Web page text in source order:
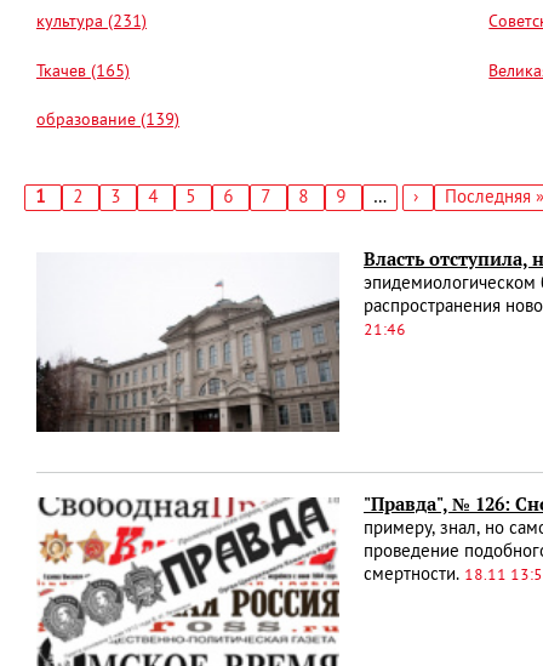
культура (231)
Ткачев (165)
образование (139)
Текущая
1 Страница
2 Страница
3 Страница
4 Страница
5 Страница
6 Страница
7 Страница
8 Страница
9 …
Следующая
›
Последняя
Последняя »
Власть отступила,
эпидемиологическом
распространения
21:46
"Правда", № 126:
примеру, знал, но
проведение
смертности. 18.11